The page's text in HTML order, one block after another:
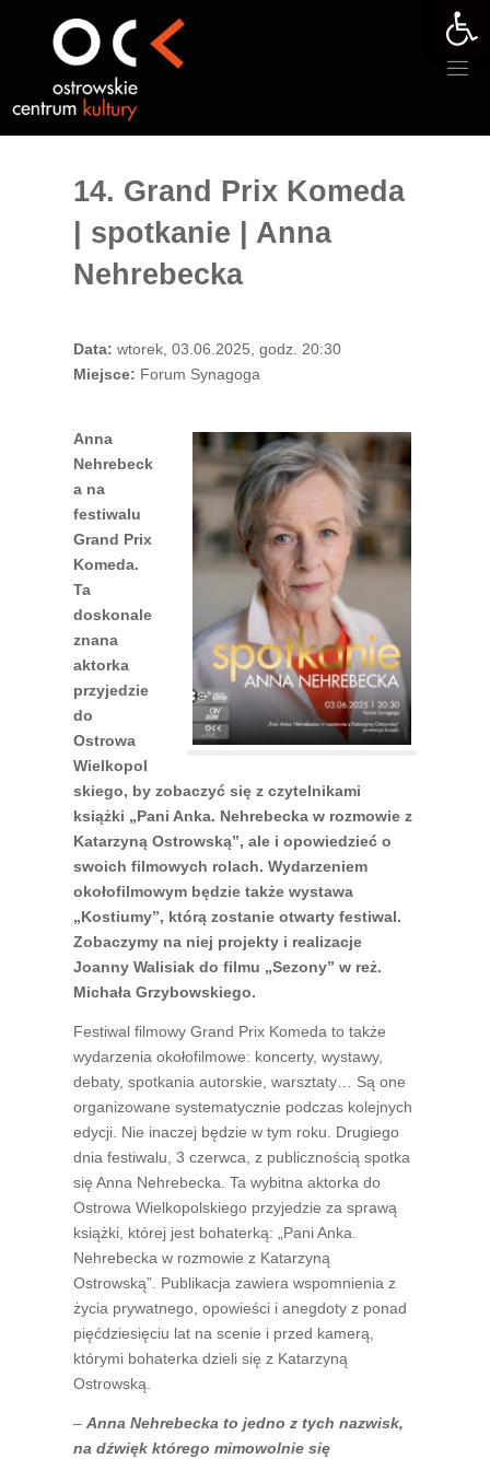
14. Grand Prix Komeda
| spotkanie | Anna
Nehrebecka
Data: wtorek, 03.06.2025, godz. 20:30
Miejsce: Forum Synagoga
Anna
Nehrebeck
a na
festiwalu
Grand Prix
Komeda.
Ta
doskonale
znana
aktorka
przyjedzie
do
Ostrowa
Wielkopol
skiego, by zobaczyć się z czytelnikami
książki „Pani Anka. Nehrebecka w rozmowie z
Katarzyną Ostrowską”, ale i opowiedzieć o
swoich filmowych rolach. Wydarzeniem
okołofilmowym będzie także wystawa
„Kostiumy”, którą zostanie otwarty festiwal.
Zobaczymy na niej projekty i realizacje
Joanny Walisiak do filmu „Sezony” w reż.
Michała Grzybowskiego.
Festiwal filmowy Grand Prix Komeda to także
wydarzenia okołofilmowe: koncerty, wystawy,
debaty, spotkania autorskie, warsztaty… Są one
organizowane systematycznie podczas kolejnych
edycji. Nie inaczej będzie w tym roku. Drugiego
dnia festiwalu, 3 czerwca, z publicznością spotka
się Anna Nehrebecka. Ta wybitna aktorka do
Ostrowa Wielkopolskiego przyjedzie za sprawą
książki, której jest bohaterką: „Pani Anka.
Nehrebecka w rozmowie z Katarzyną
Ostrowską”. Publikacja zawiera wspomnienia z
życia prywatnego, opowieści i anegdoty z ponad
pięćdziesięciu lat na scenie i przed kamerą,
którymi bohaterka dzieli się z Katarzyną
Ostrowską.
–Anna Nehrebecka to jedno z tych nazwisk,
na dźwięk którego mimowolnie się